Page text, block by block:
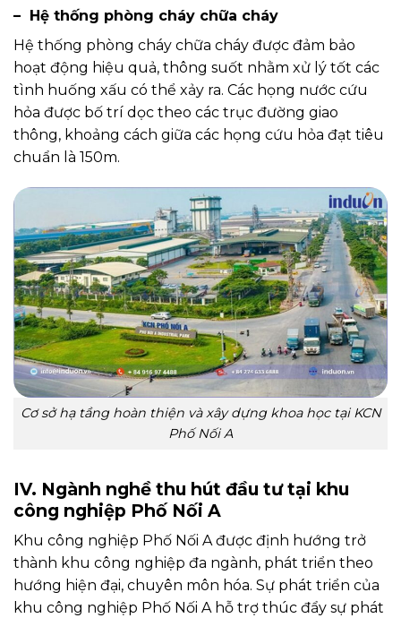
– Hệ thống phòng cháy chữa cháy
Hệ thống phòng cháy chữa cháy được đảm bảo
hoạt động hiệu quả, thông suốt nhằm xử lý tốt các
tình huống xấu có thể xảy ra. Các họng nước cứu
hỏa được bố trí dọc theo các trục đường giao
thông, khoảng cách giữa các họng cứu hỏa đạt tiêu
chuẩn là 150m.
Cơ sở hạ tầng hoàn thiện và xây dựng khoa học tại KCN
Phố Nối A
IV. Ngành nghề thu hút đầu tư tại khu
công nghiệp Phố Nối A
Khu công nghiệp Phố Nối A được định hướng trở
thành khu công nghiệp đa ngành, phát triển theo
hướng hiện đại, chuyên môn hóa. Sự phát triển của
khu công nghiệp Phố Nối A hỗ trợ thúc đẩy sự phát